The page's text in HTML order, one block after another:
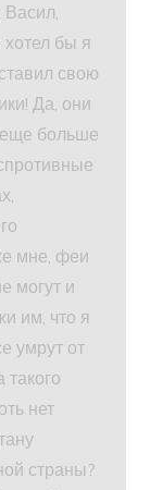
хотел бы я
свою
Да, они
больше
мне, феи
могут и
им, что я
умрут от
нет
страны?